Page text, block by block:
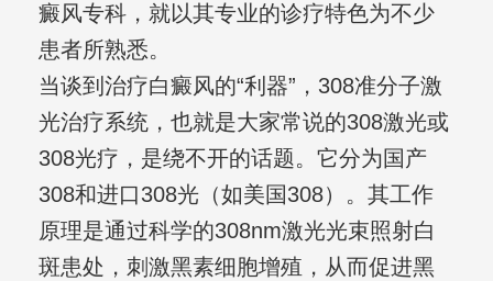
癜风专科，就以其专业的诊疗特色为不少
患者所熟悉。
当谈到治疗白癜风的“利器”，308准分子激
光治疗系统，也就是大家常说的308激光或
308光疗，是绕不开的话题。它分为国产
308和进口308光（如美国308）。其工作
原理是通过科学的308nm激光光束照射白
斑患处，刺激黑素细胞增殖，从而促进黑